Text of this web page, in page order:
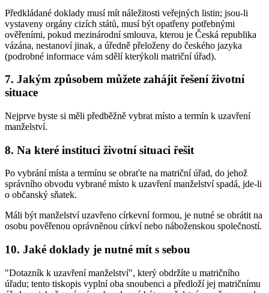
Předkládané doklady musí mít náležitosti veřejných listin; jsou-li
vystaveny orgány cizích států, musí být opatřeny potřebnými
ověřeními, pokud mezinárodní smlouva, kterou je Česká republika
vázána, nestanoví jinak, a úředně přeloženy do českého jazyka
(podrobné informace vám sdělí kterýkoli matriční úřad).
7. Jakým způsobem můžete zahájit řešení životní
situace
Nejprve byste si měli předběžně vybrat místo a termín k uzavření
manželství.
8. Na které instituci životní situaci řešit
Po vybrání místa a termínu se obraťte na matriční úřad, do jehož
správního obvodu vybrané místo k uzavření manželství spadá, jde-li
o občanský sňatek.
Máli být manželství uzavřeno církevní formou, je nutné se obrátit na
osobu pověřenou oprávněnou církví nebo náboženskou společností.
10. Jaké doklady je nutné mít s sebou
"Dotazník k uzavření manželství", který obdržíte u matričního
úřadu; tento tiskopis vyplní oba snoubenci a předloží jej matričnímu